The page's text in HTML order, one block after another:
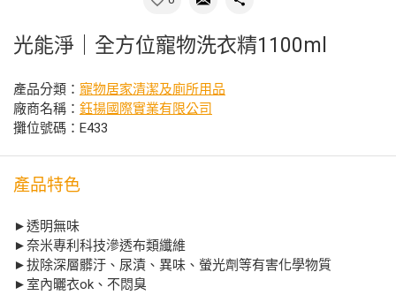
光能淨｜全方位寵物洗衣精1100ml
產品分類： 寵物居家清潔及廁所用品
廠商名稱： 鈺揚國際實業有限公司
攤位號碼：E433
產品特色
►透明無味
►奈米專利科技滲透布類纖維
►拔除深層髒汙、尿漬、異味、螢光劑等有害化學物質
►室內曬衣ok、不悶臭